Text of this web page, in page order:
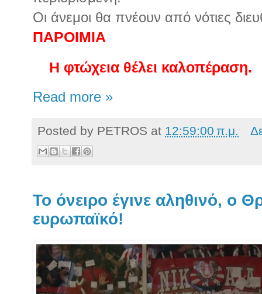
Οι άνεμοι θα πνέουν από νότιες
ΠΑΡΟΙΜΙΑ
Η φτώχεια θέλει καλοπέραση.
Read more »
Posted by PETROS at 12:59:00 π.μ.
Το όνειρο έγινε αληθινό, ο
ευρωπαϊκό!